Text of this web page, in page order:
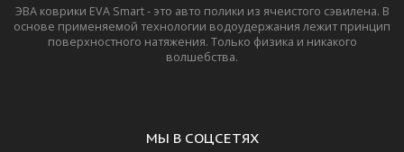
ЭВА коврики EVA Smart - это авто полики из ячеистого сэвилена. В
основе применяемой технологии водоудержания лежит принцип
поверхностного натяжения. Только физика и никакого
волшебства.
МЫ В СОЦСЕТЯХ